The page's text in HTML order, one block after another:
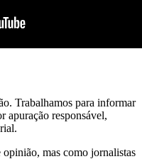
Trabalhamos para informar
apuração responsável,
mas como jornalistas